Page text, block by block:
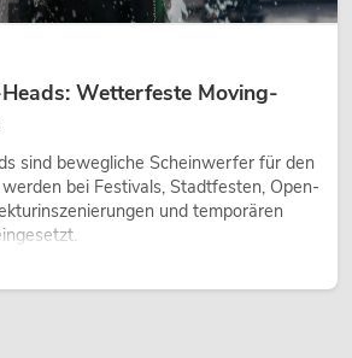
Wetterfeste Moving-
sind bewegliche Scheinwerfer für den
bei Festivals, Stadtfesten, Open-
und temporären